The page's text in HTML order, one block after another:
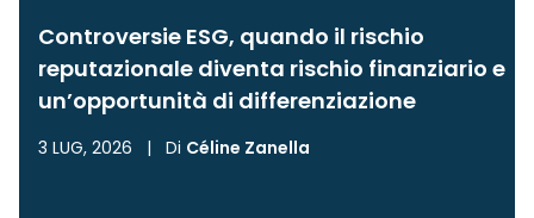
Controversie ESG, quando il rischio
reputazionale diventa rischio finanziario e
un’opportunità di differenziazione
3 LUG, 2026 | Di Céline Zanella